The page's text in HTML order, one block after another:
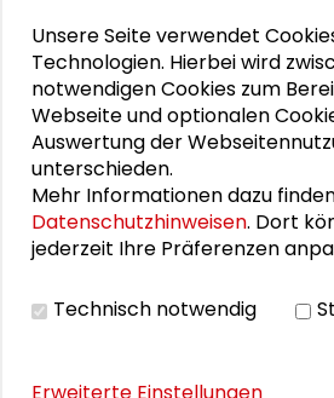
Schader-Festival 2026
25. Runder Tisch
PERSONEN IM KONTEXT
DOWNLOADS
Unsere Seite verwendet
Technologien. Hierbei wird
notwendigen Cookies zum
Webseite und optionalen
Auswertung der
unterschieden.
Mehr Informationen dazu
Datenschutzhinweisen. Dort
jederzeit Ihre Präferenzen
Technisch notwendig